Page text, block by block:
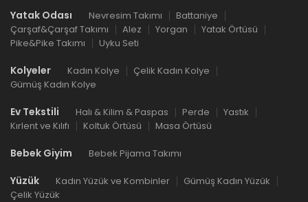
Yatak Odası Nevresim Takımı
Battaniye
Çarşaf&Çarşaf Takımı
Alez Yorgan
Yatak Örtüsü
Pike&Pike Takımı
Uyku Seti
Kolyeler Kadın Kolye
Çelik Kadın Kolye
Gümüş Kadın Kolye
Ev Tekstili Halı & Kilim & Paspas Perde
Yastık
Kırlent ve Kılıfı
Koltuk Örtüsü Masa Örtüsü
Bebek Giyim Bebek Pijama Takımı
Yüzük Kadın Yüzük ve Kombinler
Gümüş Kadın Yüzük
Çelik Yüzük